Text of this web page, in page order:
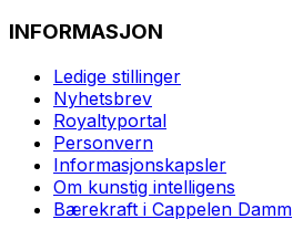
INFORMASJON
Ledige stillinger
Nyhetsbrev
Royaltyportal
Personvern
Informasjonskapsler
Om kunstig intelligens
Bærekraft i Cappelen Damm